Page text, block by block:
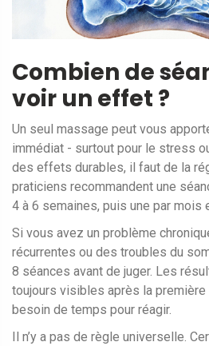
Combien de
voir un effet ?
Un seul massage peut vous
immédiat - surtout pour le stress
des effets durables, il faut de la
praticiens recommandent une
4 à 6 semaines, puis une par mois
Si vous avez un problème
récurrentes ou des troubles du
8 séances avant de juger. Les
toujours visibles après la
besoin de temps pour réagir.
Il n’y a pas de règle universelle.